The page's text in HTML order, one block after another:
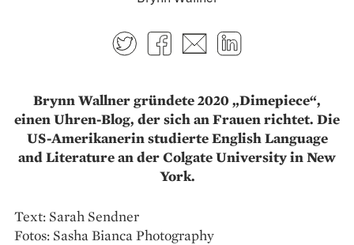
TwitterFacebook
E-mail
Brynn Wallner gründete 2020 „Dimepiece“,
einen Uhren-Blog, der sich an Frauen richtet. Die
US-Amerikanerin studierte English Language
and Literature an der Colgate University in New
York.
Text: Sarah Sendner
Fotos: Sasha Bianca Photography